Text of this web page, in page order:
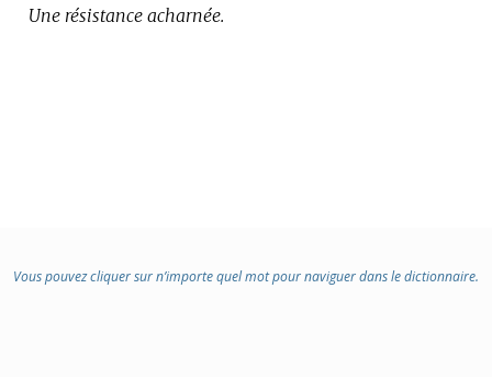
Une résistance acharnée.
Vous pouvez cliquer sur n’importe quel mot pour naviguer dans le dictionnaire.